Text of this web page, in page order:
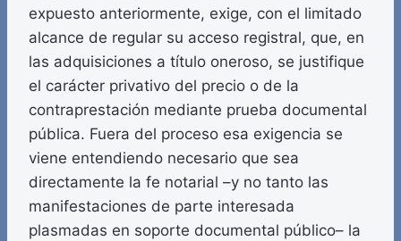
expuesto anteriormente, exige, con el limitado
alcance de regular su acceso registral, que, en
las adquisiciones a título oneroso, se justifique
el carácter privativo del precio o de la
contraprestación mediante prueba documental
pública. Fuera del proceso esa exigencia se
viene entendiendo necesario que sea
directamente la fe notarial –y no tanto las
manifestaciones de parte interesada
plasmadas en soporte documental público– la